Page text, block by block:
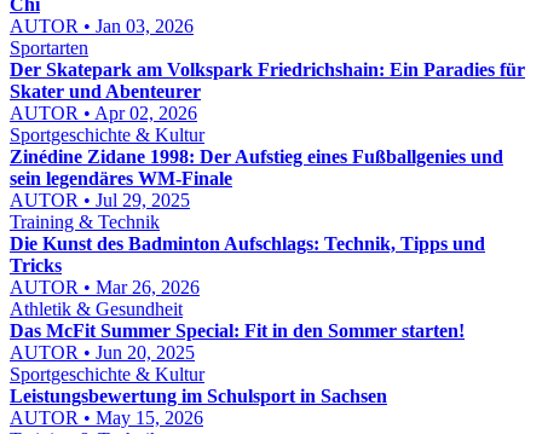
Chi
AUTOR • Jan 03, 2026
Sportarten
Der Skatepark am Volkspark Friedrichshain: Ein Paradies für
Skater und Abenteurer
AUTOR • Apr 02, 2026
Sportgeschichte & Kultur
Zinédine Zidane 1998: Der Aufstieg eines Fußballgenies und
sein legendäres WM-Finale
AUTOR • Jul 29, 2025
Training & Technik
Die Kunst des Badminton Aufschlags: Technik, Tipps und
Tricks
AUTOR • Mar 26, 2026
Athletik & Gesundheit
Das McFit Summer Special: Fit in den Sommer starten!
AUTOR • Jun 20, 2025
Sportgeschichte & Kultur
Leistungsbewertung im Schulsport in Sachsen
AUTOR • May 15, 2026